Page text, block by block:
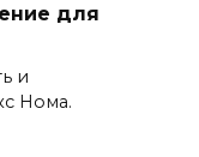
для
и
Нома.